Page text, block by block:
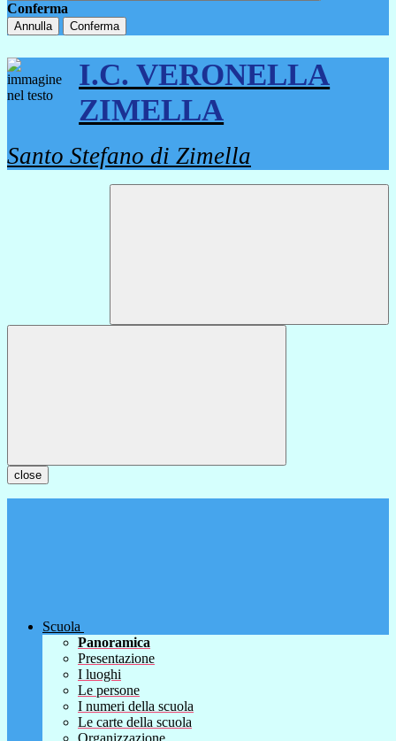
Conferma
Annulla Conferma
I.C. VERONELLA
ZIMELLA
Santo Stefano di Zimella
close
Scuola
Panoramica
Presentazione
I luoghi
Le persone
I numeri della scuola
Le carte della scuola